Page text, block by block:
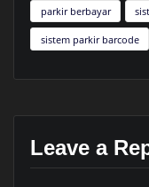
parkir berbayar
sistem parkir barcode
Leave a